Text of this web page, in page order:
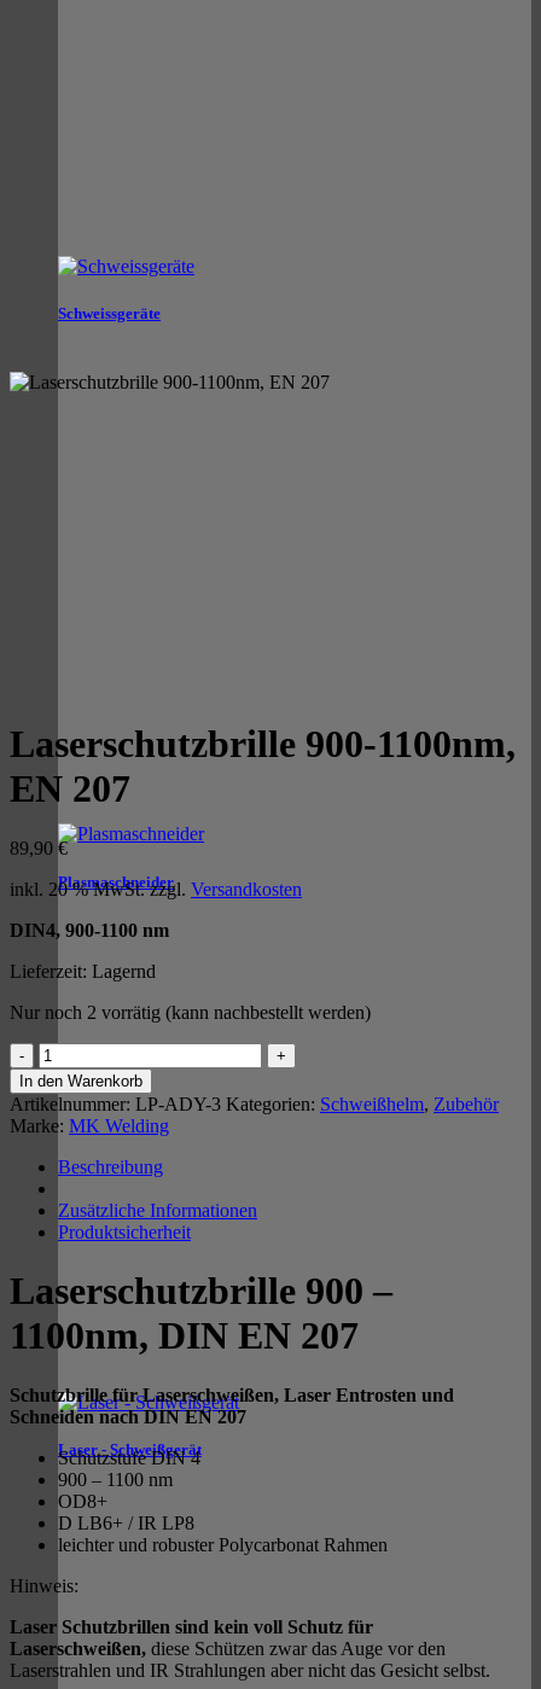
Schweissgeräte
Plasmaschneider
Laser - Schweißgerät
Laserschutzbrille 900-1100nm,
EN 207
89,90 €
inkl. 20 % MwSt. zzgl. Versandkosten
DIN4, 900-1100 nm
Lieferzeit: Lagernd
Nur noch 2 vorrätig (kann nachbestellt werden)
Laserschutzbrille
900-
1100nm,
EN
207
Menge
In den Warenkorb
Artikelnummer: LP-ADY-3 Kategorien: Schweißhelm, Zubehör
Marke: MK Welding
Beschreibung
Zusätzliche Informationen
Produktsicherheit
Laserschutzbrille 900 –
1100nm, DIN EN 207
Schutzbrille für Laserschweißen, Laser Entrosten und
Schneiden nach DIN EN 207
Schutzstufe DIN 4
900 – 1100 nm
OD8+
D LB6+ / IR LP8
leichter und robuster Polycarbonat Rahmen
Hinweis:
Laser Schutzbrillen sind kein voll Schutz für
Laserschweißen, diese Schützen zwar das Auge vor den
Laserstrahlen und IR Strahlungen aber nicht das Gesicht selbst.